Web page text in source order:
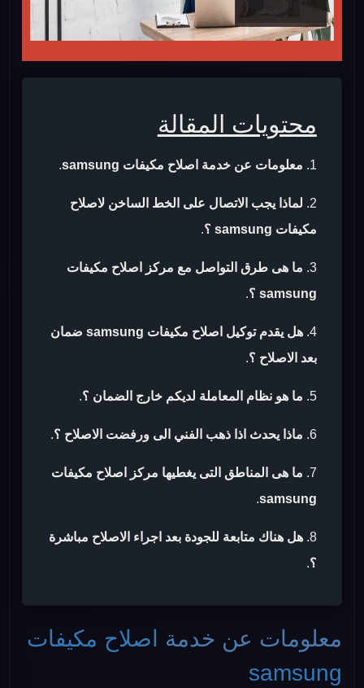
محتويات المقالة
معلومات عن خدمة اصلاح مكيفات samsung .
لماذا يجب الاتصال على الخط الساخن لاصلاح
مكيفات samsung ؟
.
ما هى طرق التواصل مع مركز اصلاح مكيفات
samsung ؟
.
هل يقدم توكيل اصلاح مكيفات samsung ضمان
بعد الاصلاح ؟.
ما هو نظام المعاملة لديكم خارج الضمان ؟.
ماذا يحدث اذا ذهب الفني الى ورفضت الاصلاح ؟.
ما هى المناطق التى يغطيها مركز اصلاح مكيفات
samsung
.
هل هناك متابعة للجودة بعد اجراء الاصلاح مباشرة
؟.
معلومات عن خدمة
اصلاح مكيفات
samsung